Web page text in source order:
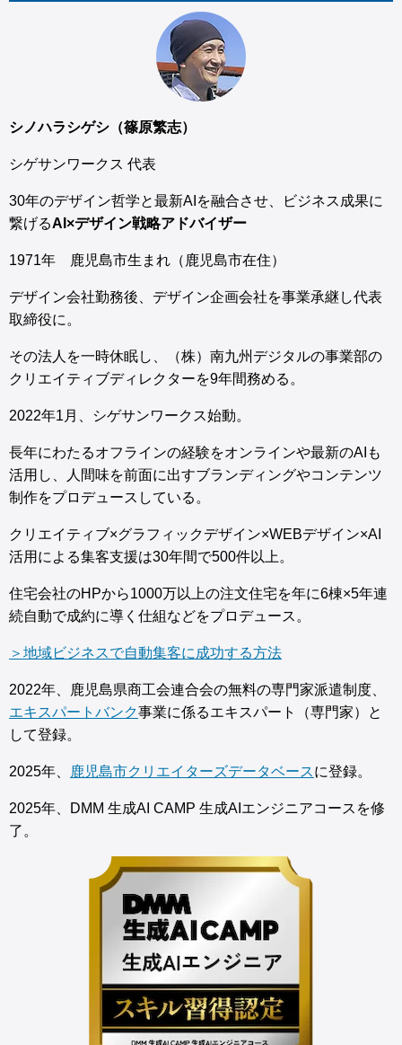
シノハラシゲシ（篠原繁志）
シゲサンワークス 代表
30年のデザイン哲学と最新AIを融合させ、ビジネス成果に
繋げるAI×デザイン戦略アドバイザー
1971年 鹿児島市生まれ（鹿児島市在住）
デザイン会社勤務後、デザイン企画会社を事業承継し代表
取締役に。
その法人を一時休眠し、（株）南九州デジタルの事業部の
クリエイティブディレクターを9年間務める。
2022年1月、シゲサンワークス始動。
長年にわたるオフラインの経験をオンラインや最新のAIも
活用し、人間味を前面に出すブランディングやコンテンツ
制作をプロデュースしている。
クリエイティブ×グラフィックデザイン×WEBデザイン×AI
活用による集客支援は30年間で500件以上。
住宅会社のHPから1000万以上の注文住宅を年に6棟×5年連
続自動で成約に導く仕組などをプロデュース。
＞地域ビジネスで自動集客に成功する方法
2022年、鹿児島県商工会連合会の無料の専門家派遣制度、
エキスパートバンク事業に係るエキスパート（専門家）と
して登録。
2025年、 鹿児島市クリエイターズデータベースに登録。
2025年、DMM 生成AI CAMP 生成AIエンジニアコースを修
了。